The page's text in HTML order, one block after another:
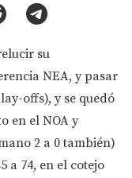
su
NEA, y pasar
offs), y se quedó
en el NOA y
2 a 0 también)
a 74, en el cotejo